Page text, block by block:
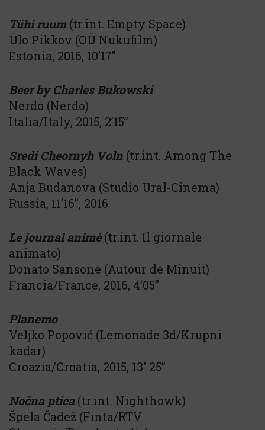
Tühi ruum(tr.int. Empty Space)
Ülo Pikkov (OÜ Nukufilm)
Estonia, 2016, 10’17”
Beer by Charles Bukowski
Nerdo (Nerdo)
Italia/Italy, 2015, 2’15’’
Sredi Cheornyh Voln (tr.int. Among The
Black Waves)
Anja Budanova (Studio Ural-Cinema)
Russia, 11’16’’, 2016
Le journal animè (tr.int. Il giornale
animato)
Donato Sansone (Autour de Minuit)
Francia/France, 2016, 4’05’’
Planemo
Veljko Popović (Lemonade 3d/Krupni
kadar)
Croazia/Croatia, 2015, 13′ 25”
Nočna ptica (tr.int. Nighthowk)
Špela Čadež (Finta/RTV